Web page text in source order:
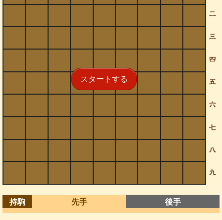
スタートする
持駒 先手 後手